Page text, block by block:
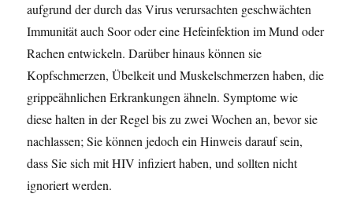
aufgrund der durch das Virus verursachten geschwächten
Immunität auch Soor oder eine Hefeinfektion im Mund oder
Rachen entwickeln. Darüber hinaus können sie
Kopfschmerzen, Übelkeit und Muskelschmerzen haben, die
grippeähnlichen Erkrankungen ähneln. Symptome wie
diese halten in der Regel bis zu zwei Wochen an, bevor sie
nachlassen; Sie können jedoch ein Hinweis darauf sein,
dass Sie sich mit HIV infiziert haben, und sollten nicht
ignoriert werden.